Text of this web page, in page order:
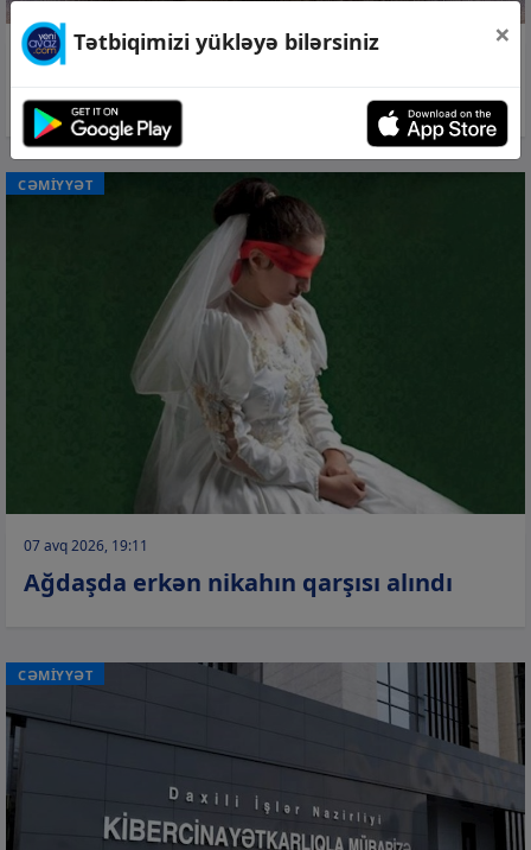
07 avq 2026, 22:00
Beş meymun hekayəsi
CƏMİYYƏT
07 avq 2026, 19:11
Ağdaşda erkən nikahın qarşısı alındı
CƏMİYYƏT
Tətbiqimizi yükləyə bilərsiniz ×